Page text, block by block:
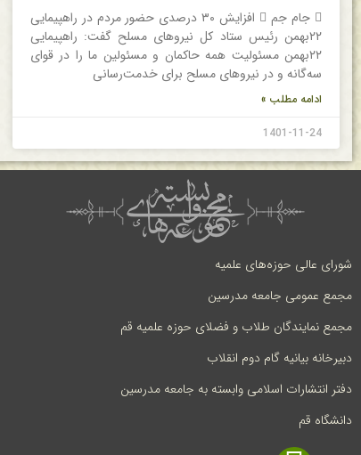
 جام جم  افزایش ۳۰ درصدی حضور مردم در راهپیمایی
۲۲بهمن رئیس ستاد کل نیروهای مسلح گفت: راهپیمایی
۲۲بهمن مسئولیت همه حاکمان و مسئولین ما را در قوای
سه‌گانه و در نیروهای مسلح برای خدمت‌رسانی
ادامه مطلب »
1401-11-24
شورای عالی حوزه‌های علمیه
مجمع عمومی جامعه مدرسین
مجمع نمایندگان طلاب و فضلای حوزه علمیه قم
دبیرخانه بیانیه گام دوم انقلاب
دفتر انتشارات اسلامی وابسته به جامعه مدرسین
دانشگاه قم